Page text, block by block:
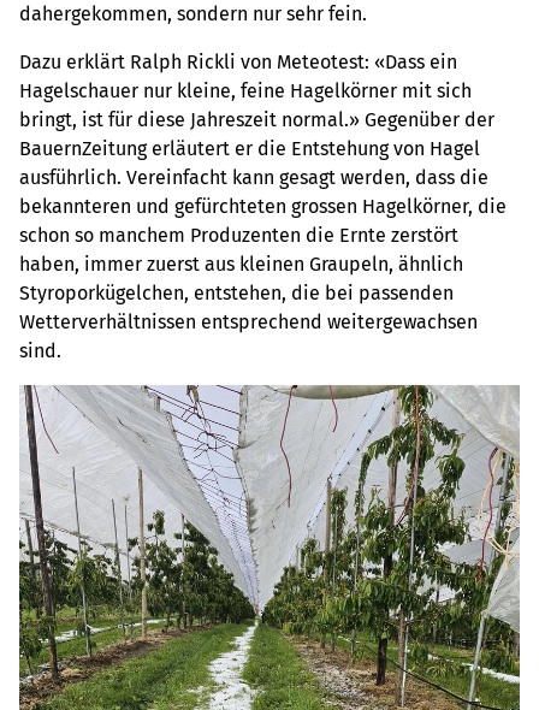
dahergekommen, sondern nur sehr fein.
Dazu erklärt Ralph Rickli von Meteotest: «Dass ein
Hagelschauer nur kleine, feine Hagelkörner mit sich
bringt, ist für diese Jahreszeit normal.» Gegenüber der
BauernZeitung erläutert er die Entstehung von Hagel
ausführlich. Vereinfacht kann gesagt werden, dass die
bekannteren und gefürchteten grossen Hagelkörner, die
schon so manchem Produzenten die Ernte zerstört
haben, immer zuerst aus kleinen Graupeln, ähnlich
Styroporkügelchen, entstehen, die bei passenden
Wetterverhältnissen entsprechend weitergewachsen
sind.